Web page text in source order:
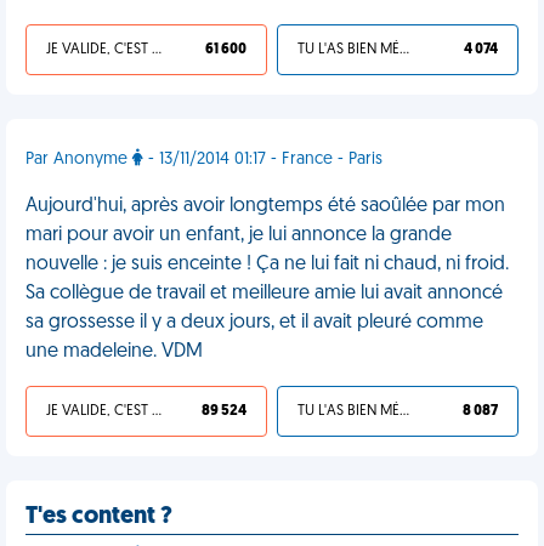
JE VALIDE, C'EST UNE VDM 61 600 TU L'AS BIEN MÉRITÉ 4 074
Par Anonyme - 13/11/2014 01:17 - France - Paris
Aujourd'hui, après avoir longtemps été saoûlée par mon
mari pour avoir un enfant, je lui annonce la grande
nouvelle : je suis enceinte ! Ça ne lui fait ni chaud, ni froid.
Sa collègue de travail et meilleure amie lui avait annoncé
sa grossesse il y a deux jours, et il avait pleuré comme
une madeleine. VDM
JE VALIDE, C'EST UNE VDM 89 524 TU L'AS BIEN MÉRITÉ 8 087
T'es content ?